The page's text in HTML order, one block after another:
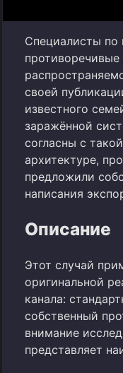
Специалисты по
своей
известного
заражённой
согласны с
архитектуре,
предложили
написания
Описание
Этот случай
оригинальной
канала:
собственный
внимание
представляет